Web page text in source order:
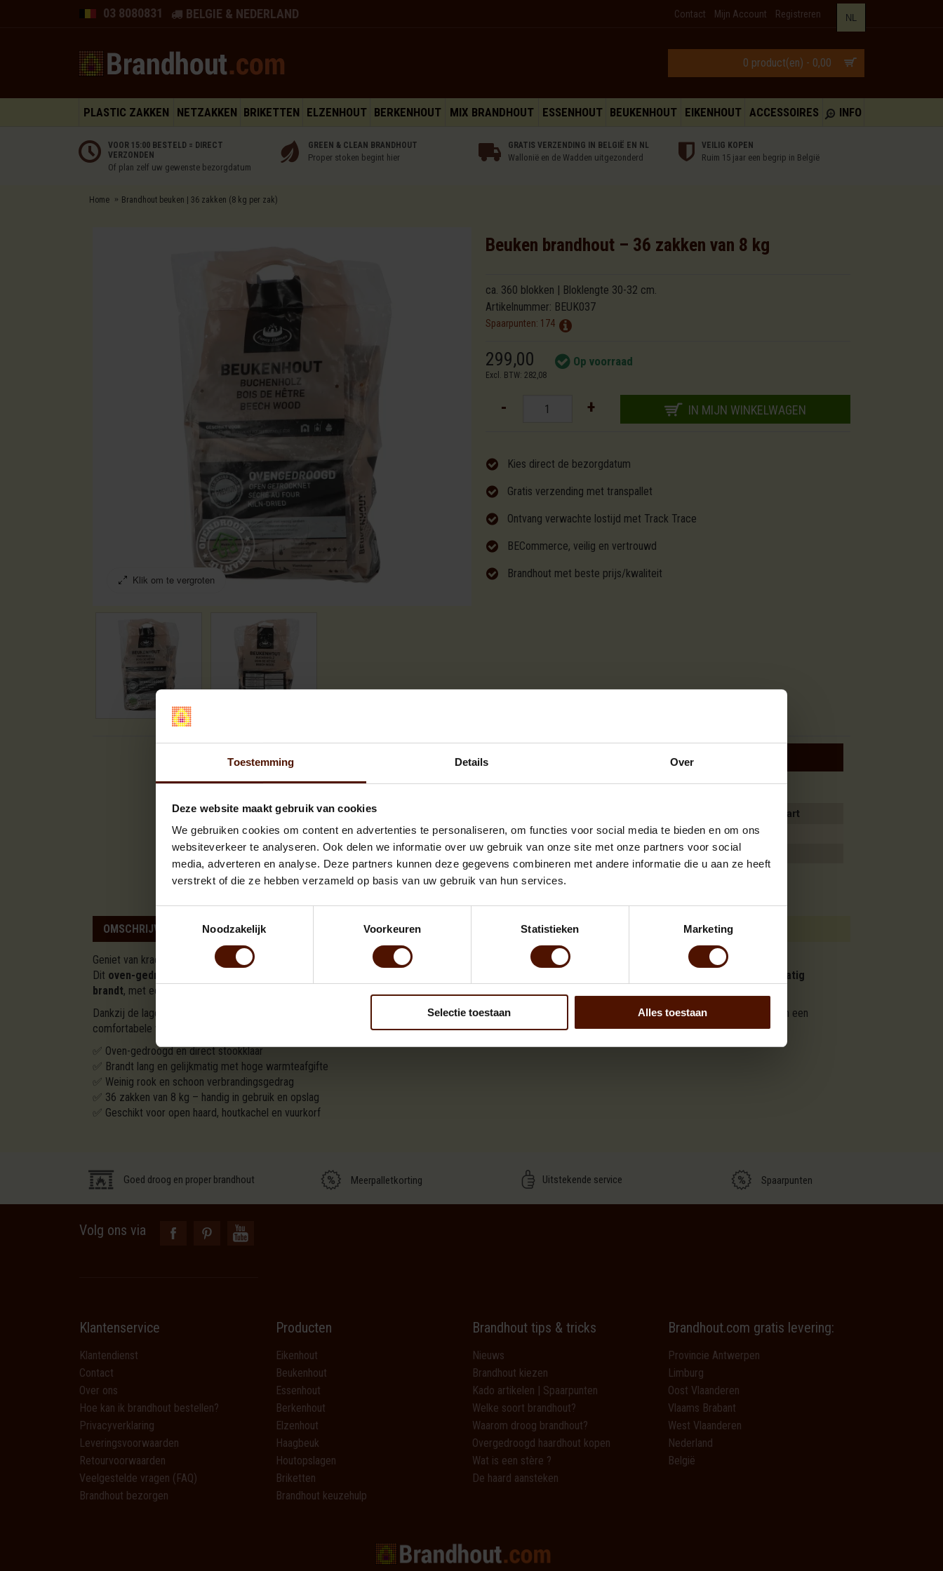
Toestemming Details Over
Deze website maakt gebruik van cookies
We gebruiken cookies om content en advertenties te personaliseren, om functies voor social media te bieden en om ons
websiteverkeer te analyseren. Ook delen we informatie over uw gebruik van onze site met onze partners voor social
media, adverteren en analyse. Deze partners kunnen deze gegevens combineren met andere informatie die u aan ze heeft
verstrekt of die ze hebben verzameld op basis van uw gebruik van hun services.
Toestemmingsselectie
Noodzakelijk
Voorkeuren Statistieken Marketing
Selectie toestaan Alles toestaan
03 8080831 BELGIE & NEDERLAND NL
Contact Mijn Account Registreren
0 product(en) - 0,00
PLASTIC ZAKKEN NETZAKKEN BRIKETTEN ELZENHOUT BERKENHOUT MIX BRANDHOUT ESSENHOUT BEUKENHOUT EIKENHOUT ACCESSOIRES INFO
VOOR 15:00 BESTELD = DIRECT
VERZONDEN
Of plan zelf uw gewenste bezorgdatum
GREEN & CLEAN BRANDHOUT
Proper stoken begint hier
GRATIS VERZENDING IN BELGIË EN NL
Wallonië en de Wadden uitgezonderd
VEILIG KOPEN
Ruim 15 jaar een begrip in België
Home Brandhout beuken | 36 zakken (8 kg per zak)
Klik om te vergroten
Beuken brandhout – 36 zakken van 8 kg
ca. 360 blokken | Bloklengte 30-32 cm.
Artikelnummer: BEUK037
Spaarpunten: 174
299,00 Op voorraad
Excl. BTW: 282,08
- + IN MIJN WINKELWAGEN
Kies direct de bezorgdatum
Gratis verzending met transpallet
Ontvang verwachte lostijd met Track Trace
BECommerce, veilig en vertrouwd
Brandhout met beste prijs/kwaliteit
Meerpalletkorting - Bespaar tot 10%
Je bespaart
2
2%
3 of meer
OMSCHRIJVING SPECIFICATIES
Geniet van krachtige, langdurige warmte met beuken brandhout
Dit oven-gedroogde haardhout
langzaam en gelijkmatig
brandt, met een
Dankzij de lage vochtigheidsgraad brandt het schoon, met
weinig rook en minimale roetaanslag
in je kachel of haard. Ideaal voor wie efficiënt wil stoken en een
comfortabele warmte wil ervaren.
✅ Oven-gedroogd en direct stookklaar
✅ Brandt lang en gelijkmatig met hoge warmteafgifte
✅ Weinig rook en schoon verbrandingsgedrag
✅ 36 zakken van 8 kg – handig in gebruik en opslag
✅ Geschikt voor open haard, houtkachel en vuurkorf
Goed droog en proper brandhout Meerpalletkorting Uitstekende service Spaarpunten
Volg ons via
Klantenservice
Klantendienst
Contact
Over ons
Hoe kan ik brandhout bestellen?
Privacyverklaring
Leveringsvoorwaarden
Retourvoorwaarden
Veelgestelde vragen (FAQ)
Brandhout bezorgen
Producten
Eikenhout
Beukenhout
Essenhout
Berkenhout
Elzenhout
Haagbeuk
Houtopslagen
Briketten
Brandhout keuzehulp
Brandhout tips & tricks
Nieuws
Brandhout kiezen
Kado artikelen | Spaarpunten
Welke soort brandhout?
Waarom droog brandhout?
Overgedroogd haardhout kopen
Wat is een stère ?
De haard aansteken
Brandhout.com gratis levering:
Provincie Antwerpen
Limburg
Oost Vlaanderen
Vlaams Brabant
West Vlaanderen
Nederland
België